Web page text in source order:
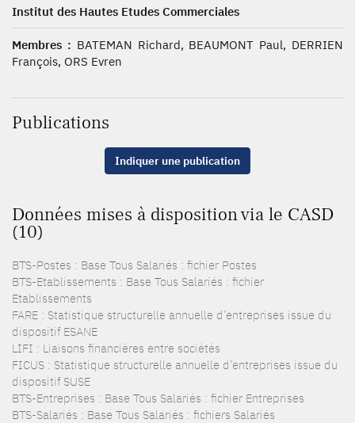
Institut des Hautes Etudes Commerciales
Membres : BATEMAN Richard, BEAUMONT Paul, DERRIEN
François, ORS Evren
Publications
Indiquer une publication
Données mises à disposition via le CASD
(10)
BTS-Postes : Base Tous Salariés : fichier Postes
BTS-Etablissements : Base Tous Salariés : fichier
Etablissements
FARE : Statistique structurelle annuelle d’entreprises issue du
dispositif ESANE
LIFI : Liaisons financières entre sociétés
FICUS : Statistique structurelle annuelle d’entreprises issue du
dispositif SUSE
BTS-Entreprises : Base Tous Salariés : fichier Entreprises
BTS-Salariés : Base Tous Salariés : fichiers Salariés